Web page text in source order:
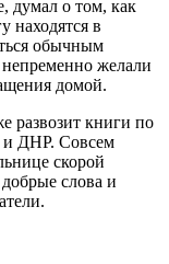
думал о том, как
находятся в
обычным
желали
домой.
развозит книги по
и ДНР. Совсем
скорой
слова и